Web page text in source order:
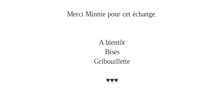
Merci Minnie pour cet échange.
A bientôt
Bises
Gribouillette
♥♥♥